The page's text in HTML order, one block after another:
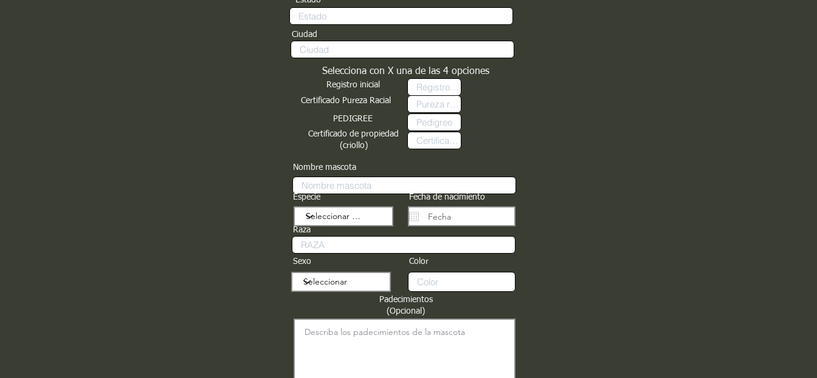
Ciudad
Selecciona con X una de las 4 opciones
Registro inicial
Certificado Pureza Racial
PEDIGREE
Certificado de propiedad
(criollo)
Nombre mascota
Especie Fecha de nacimiento
Raza
Sexo Color
Padecimientos
(Opcional)